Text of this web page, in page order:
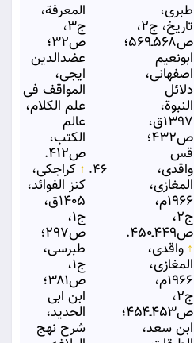
طبری،
تاریخ، ج۲،
ص۵۶۸ـ۵۶۹؛
ابونعیم
اصفهانی،
دلائل
النبوة،
۱۳۹۷ق،
ص۴۳۲؛
قس
واقدی،
المغازی،
۱۹۶۶م،
ج۲،
ص۴۴۹ـ۴۵۰.
↑ واقدی،
المغازی،
۱۹۶۶م،
ج۲،
ص۴۵۳ـ۴۵۴؛
ابن سعد،
المعرفة،
ج۳،
ص۳۲؛
عضدالدین
ایجی،
المواقف فی
علم الکلام،
عالم
الکتب،
ص۴۱۲.
↑ کراجکی،
کنز الفوائد،
۱۴۰۵ق،
ج۱،
ص۲۹۷؛
طبرسی،
ج۱،
ص۳۸۱؛
ابن ابی
الحدید،
شرح نهج